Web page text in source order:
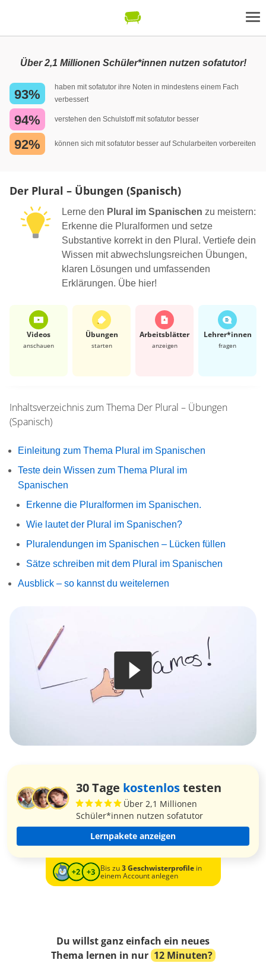
Über 2,1 Millionen Schüler*innen nutzen sofatutor!
93%
haben mit sofatutor ihre Noten in mindestens einem Fach
verbessert
94% verstehen den Schulstoff mit sofatutor besser
92% können sich mit sofatutor besser auf Schularbeiten vorbereiten
Der Plural – Übungen (Spanisch)
Lerne den Plural im Spanischen zu meistern:
Erkenne die Pluralformen und setze
Substantive korrekt in den Plural. Vertiefe dein
Wissen mit abwechslungsreichen Übungen,
klaren Lösungen und umfassenden
Erklärungen. Übe hier!
Videos
anschauen
Übungen
starten
Arbeits­blätter
anzeigen
Lehrer*​innen
fragen
Inhaltsverzeichnis zum Thema Der Plural – Übungen
(Spanisch)
Einleitung zum Thema Plural im Spanischen
Teste dein Wissen zum Thema Plural im
Spanischen
Erkenne die Pluralformen im Spanischen.
Wie lautet der Plural im Spanischen?
Pluralendungen im Spanischen – Lücken füllen
Sätze schreiben mit dem Plural im Spanischen
Ausblick – so kannst du weitelernen
30 Tage kostenlostesten
Über 2,1 Millionen
Schüler*innen nutzen sofatutor
Lernpakete anzeigen
Bis zu3 Geschwisterprofilein
einem Account anlegen
Du willst ganz einfach ein neues
Thema lernen in nur 12 Minuten?